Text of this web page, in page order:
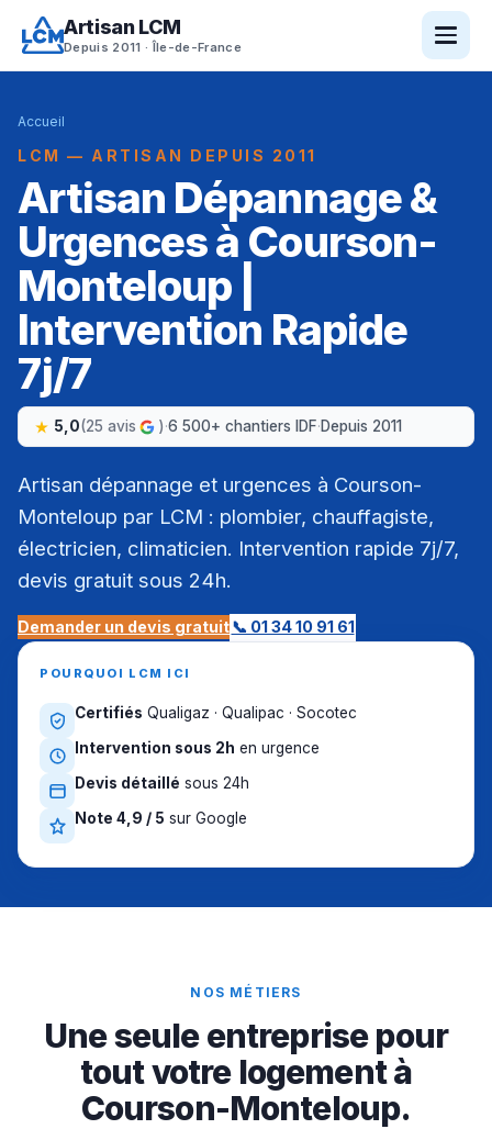
Artisan LCM
Depuis 2011 · Île-de-France
Accueil
LCM — ARTISAN DEPUIS 2011
Artisan Dépannage &
Urgences à Courson-
Monteloup |
Intervention Rapide
7j/7
5,0(25 avis )·6 500+ chantiers IDF·Depuis 2011
Artisan dépannage et urgences à Courson-
Monteloup par LCM : plombier, chauffagiste,
électricien, climaticien. Intervention rapide 7j/7,
devis gratuit sous 24h.
Demander un devis gratuit📞 01 34 10 91 61
POURQUOI LCM ICI
Certifiés Qualigaz · Qualipac · Socotec
Intervention sous 2h en urgence
Devis détaillé sous 24h
Note 4,9 / 5 sur Google
NOS MÉTIERS
Une seule entreprise pour
tout votre logement à
Courson-Monteloup.